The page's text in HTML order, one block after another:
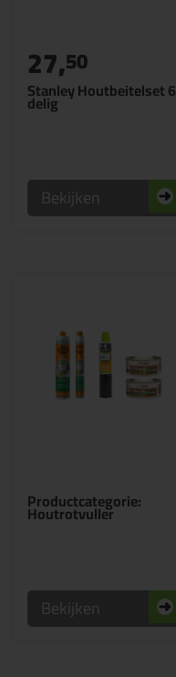
Stanley Houtbeitelset 6
delig
27,50
Bekijken
Productcategorie:
Houtrotvuller
Bekijken